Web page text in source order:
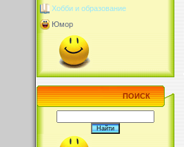
Хобби и образование
Юмор
ПОИСК